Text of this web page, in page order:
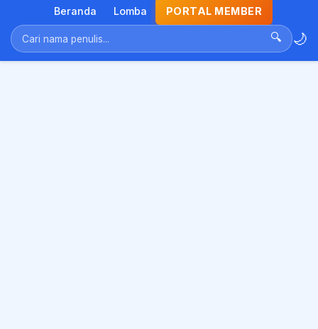
Beranda Lomba PORTAL MEMBER
🔍 🌙